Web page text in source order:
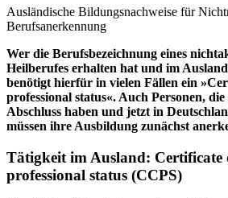
Ausländische Bildungsnachweise für
Berufsanerkennung
Wer die Berufsbezeichnung eines
Heilberufes erhalten hat und im
benötigt hierfür in vielen Fällen ein
professional status«. Auch Personen,
Abschluss haben und jetzt in
müssen ihre Ausbildung zunächst
Tätigkeit im Ausland: Certificate
professional status (CCPS)